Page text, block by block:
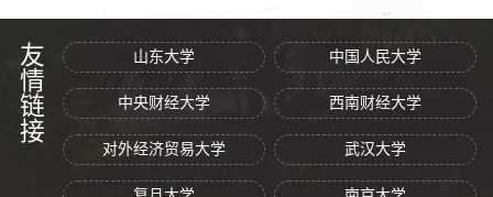
友情链接 山东大学 中国人民大学
中央财经大学 西南财经大学
对外经济贸易大学 武汉大学